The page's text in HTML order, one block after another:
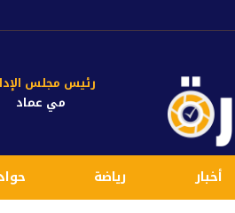
رئيس مجلس
مي عماد
أخبار رياضة